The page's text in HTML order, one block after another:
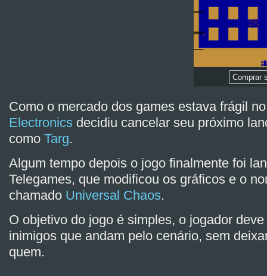
Comprar
Como o mercado dos games estava frágil
Electronics decidiu cancelar seu próximo
como Targ.
Algum tempo depois o jogo finalmente foi
Telegames, que modificou os gráficos e o
chamado Universal Chaos.
O objetivo do jogo é simples, o jogador
inimigos que andam pelo cenário, sem
quem.